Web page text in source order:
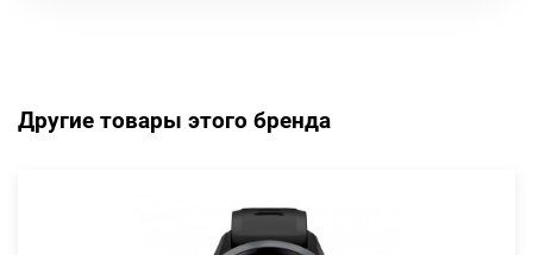
Другие товары этого бренда